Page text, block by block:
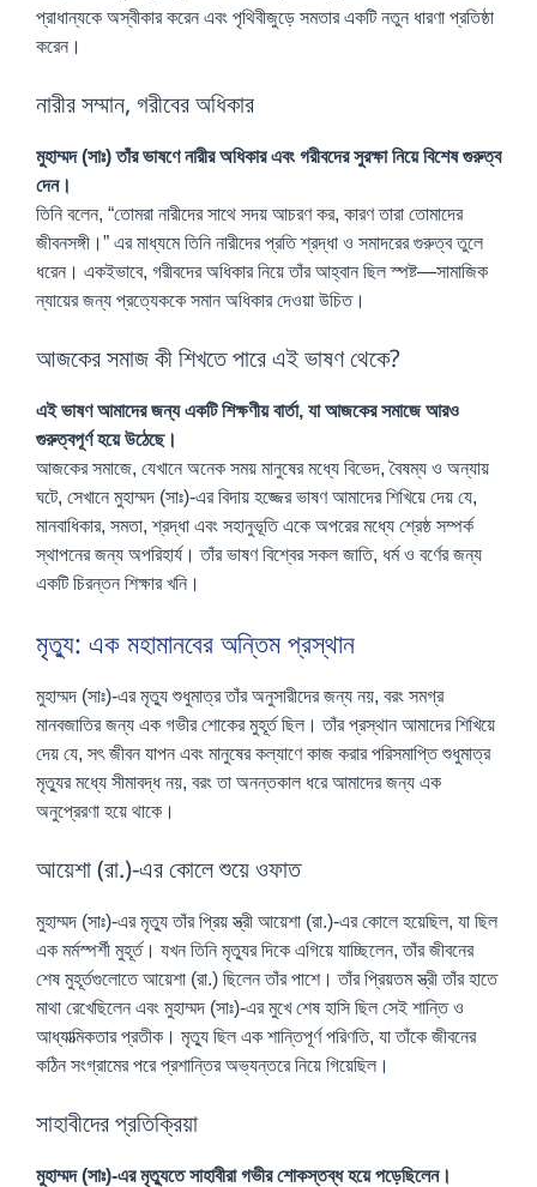
প্রাধান্যকে অস্বীকার করেন এবং পৃথিবীজুড়ে সমতার একটি নতুন ধারণা প্রতিষ্ঠা
করেন।
নারীর সম্মান, গরীবের অধিকার
মুহাম্মদ (সাঃ) তাঁর ভাষণে নারীর অধিকার এবং গরীবদের সুরক্ষা নিয়ে বিশেষ গুরুত্ব
দেন।
তিনি বলেন, “তোমরা নারীদের সাথে সদয় আচরণ কর, কারণ তারা তোমাদের
জীবনসঙ্গী।” এর মাধ্যমে তিনি নারীদের প্রতি শ্রদ্ধা ও সমাদরের গুরুত্ব তুলে
ধরেন। একইভাবে, গরীবদের অধিকার নিয়ে তাঁর আহ্বান ছিল স্পষ্ট—সামাজিক
ন্যায়ের জন্য প্রত্যেককে সমান অধিকার দেওয়া উচিত।
আজকের সমাজ কী শিখতে পারে এই ভাষণ থেকে?
এই ভাষণ আমাদের জন্য একটি শিক্ষণীয় বার্তা, যা আজকের সমাজে আরও
গুরুত্বপূর্ণ হয়ে উঠেছে।
আজকের সমাজে, যেখানে অনেক সময় মানুষের মধ্যে বিভেদ, বৈষম্য ও অন্যায়
ঘটে, সেখানে মুহাম্মদ (সাঃ)-এর বিদায় হজ্জের ভাষণ আমাদের শিখিয়ে দেয় যে,
মানবাধিকার, সমতা, শ্রদ্ধা এবং সহানুভূতি একে অপরের মধ্যে শ্রেষ্ঠ সম্পর্ক
স্থাপনের জন্য অপরিহার্য। তাঁর ভাষণ বিশ্বের সকল জাতি, ধর্ম ও বর্ণের জন্য
একটি চিরন্তন শিক্ষার খনি।
মৃত্যু: এক মহামানবের অন্তিম প্রস্থান
মুহাম্মদ (সাঃ)-এর মৃত্যু শুধুমাত্র তাঁর অনুসারীদের জন্য নয়, বরং সমগ্র
মানবজাতির জন্য এক গভীর শোকের মুহূর্ত ছিল। তাঁর প্রস্থান আমাদের শিখিয়ে
দেয় যে, সৎ জীবন যাপন এবং মানুষের কল্যাণে কাজ করার পরিসমাপ্তি শুধুমাত্র
মৃত্যুর মধ্যে সীমাবদ্ধ নয়, বরং তা অনন্তকাল ধরে আমাদের জন্য এক
অনুপ্রেরণা হয়ে থাকে।
আয়েশা (রা.)-এর কোলে শুয়ে ওফাত
মুহাম্মদ (সাঃ)-এর মৃত্যু তাঁর প্রিয় স্ত্রী আয়েশা (রা.)-এর কোলে হয়েছিল, যা ছিল
এক মর্মস্পর্শী মুহূর্ত। যখন তিনি মৃত্যুর দিকে এগিয়ে যাচ্ছিলেন, তাঁর জীবনের
শেষ মুহূর্তগুলোতে আয়েশা (রা.) ছিলেন তাঁর পাশে। তাঁর প্রিয়তম স্ত্রী তাঁর হাতে
মাথা রেখেছিলেন এবং মুহাম্মদ (সাঃ)-এর মুখে শেষ হাসি ছিল সেই শান্তি ও
আধ্যাত্মিকতার প্রতীক। মৃত্যু ছিল এক শান্তিপূর্ণ পরিণতি, যা তাঁকে জীবনের
কঠিন সংগ্রামের পরে প্রশান্তির অভ্যন্তরে নিয়ে গিয়েছিল।
সাহাবীদের প্রতিক্রিয়া
মুহাম্মদ (সাঃ)-এর মৃত্যুতে সাহাবীরা গভীর শোকস্তব্ধ হয়ে পড়েছিলেন।